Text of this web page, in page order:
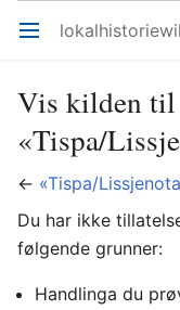
Åpne hovedmenyen
Vis kilden til
«Tispa/
← «Tispa/
Du har ikke
følgende grunner:
Handlinga du